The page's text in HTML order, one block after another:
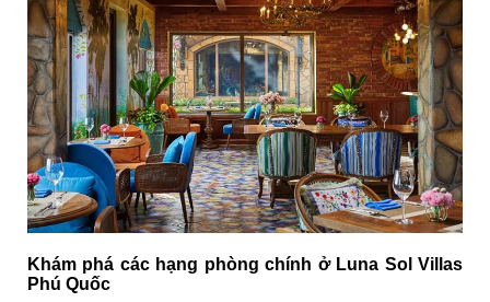
Khám phá các hạng phòng chính ở Luna Sol Villas
Phú Quốc